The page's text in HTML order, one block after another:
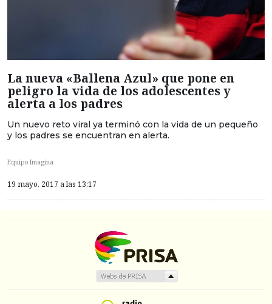
La nueva «Ballena Azul» que pone en
peligro la vida de los adolescentes y
alerta a los padres
Un nuevo reto viral ya terminó con la vida de un pequeño
y los padres se encuentran en alerta.
Equipo Imagina
19 mayo, 2017 a las 13:17